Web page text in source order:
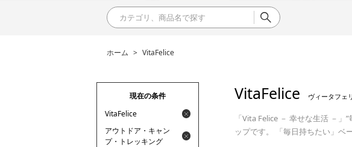
ホーム > VitaFelice
現在の条件
VitaFelice
アウトドア・キャン
プ・トレッキング
VitaFelice ヴィータフェ
「Vita Felice － 幸せな生活 －
ップです。 「毎日持ちたい」ベ